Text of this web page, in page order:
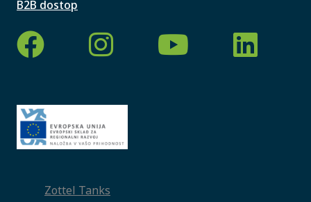
B2B dostop
Zottel Tanks